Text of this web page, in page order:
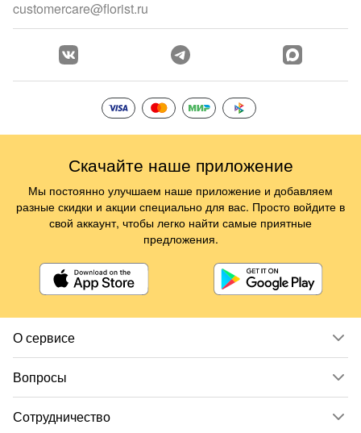
О сервисе
Вопросы
Сотрудничество
customercare@florist.ru
Скачайте наше приложение
Мы постоянно улучшаем наше приложение и добавляем
разные скидки и акции специально для вас. Просто войдите в
свой аккаунт, чтобы легко найти самые приятные
предложения.